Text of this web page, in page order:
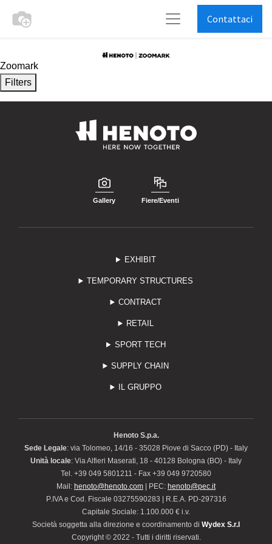
Contattaci
Zoomark
Filters
Gallery Fiere/Eventi
EXHIBIT
TEMPORARY STRUCTURES
CONTRACT
RETAIL
SPORT TECH
SUPPLY CHAIN
IL GRUPPO
Henoto S.p.a.
Sede Legale: via Tolomeo, 14/16 - 35028 Piove di Sacco (PD) - Italy
Unità locale: Via Alfieri Maserati, 18 - 40128 Bologna (BO) - Italy
Tel. +39 049 5801211 - Fax +39 049 9720580
Mail: henoto@henoto.com | PEC: henoto@pec.it
P.IVA e Cod. Fiscale 03275590283 | R.E.A. PD-297316
Capitale Sociale: 1.100.000 € i.v.
Società soggetta alla direzione e coordinamento di Wydex S.r.l
Copyright © 2022 - Tutti i diritti riservati.